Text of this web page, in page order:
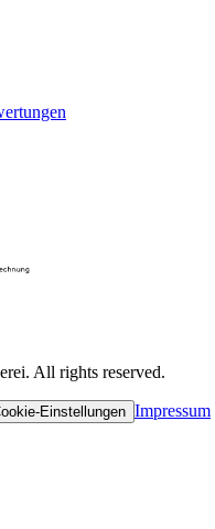
All rights reserved.
Einstellungen Impressum